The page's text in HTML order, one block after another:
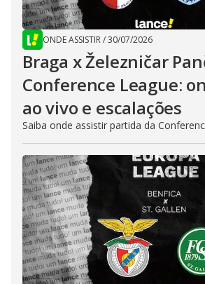
ONDE ASSISTIR/30/07/2026
Braga x Železničar
Conference League:
ao vivo e escalações
Saiba onde assistir partida da